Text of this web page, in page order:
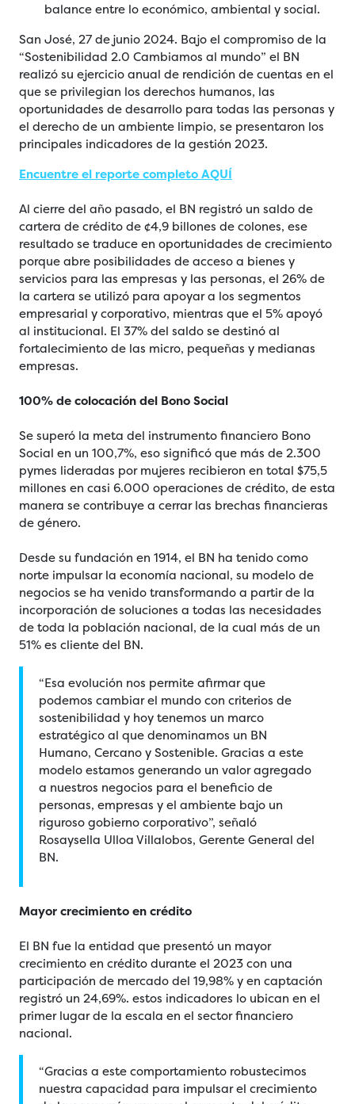
balance entre lo económico, ambiental y social.
San José, 27 de junio 2024. Bajo el compromiso de la
“Sostenibilidad 2.0 Cambiamos al mundo” el BN
realizó su ejercicio anual de rendición de cuentas en el
que se privilegian los derechos humanos, las
oportunidades de desarrollo para todas las personas y
el derecho de un ambiente limpio, se presentaron los
principales indicadores de la gestión 2023.
Encuentre el reporte completo AQUÍ
Al cierre del año pasado, el BN registró un saldo de
cartera de crédito de ¢4,9 billones de colones, ese
resultado se traduce en oportunidades de crecimiento
porque abre posibilidades de acceso a bienes y
servicios para las empresas y las personas, el 26% de
la cartera se utilizó para apoyar a los segmentos
empresarial y corporativo, mientras que el 5% apoyó
al institucional. El 37% del saldo se destinó al
fortalecimiento de las micro, pequeñas y medianas
empresas.
100% de colocación del Bono Social
Se superó la meta del instrumento financiero Bono
Social en un 100,7%, eso significó que más de 2.300
pymes lideradas por mujeres recibieron en total $75,5
millones en casi 6.000 operaciones de crédito, de esta
manera se contribuye a cerrar las brechas financieras
de género.
Desde su fundación en 1914, el BN ha tenido como
norte impulsar la economía nacional, su modelo de
negocios se ha venido transformando a partir de la
incorporación de soluciones a todas las necesidades
de toda la población nacional, de la cual más de un
51% es cliente del BN.
“Esa evolución nos permite afirmar que
podemos cambiar el mundo con criterios de
sostenibilidad y hoy tenemos un marco
estratégico al que denominamos un BN
Humano, Cercano y Sostenible. Gracias a este
modelo estamos generando un valor agregado
a nuestros negocios para el beneficio de
personas, empresas y el ambiente bajo un
riguroso gobierno corporativo”, señaló
Rosaysella Ulloa Villalobos, Gerente General del
BN.
Mayor crecimiento en crédito
El BN fue la entidad que presentó un mayor
crecimiento en crédito durante el 2023 con una
participación de mercado del 19,98% y en captación
registró un 24,69%. estos indicadores lo ubican en el
primer lugar de la escala en el sector financiero
nacional.
“Gracias a este comportamiento robustecimos
nuestra capacidad para impulsar el crecimiento